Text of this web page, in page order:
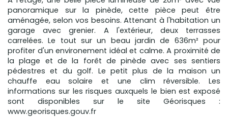
panoramique sur la pinède, cette pièce peut être
aménagée, selon vos besoins. Attenant à l'habitation un
garage avec grenier. A l'extérieur, deux terrasses
carrelées. Le tout sur un beau jardin de 636m² pour
profiter d'un environement idéal et calme. A proximité de
la plage et de la forêt de pinède avec ses sentiers
pédestres et du golf. Le petit plus de la maison un
chauffe eau solaire et une clim réversible. Les
informations sur les risques auxquels le bien est exposé
sont disponibles sur le site Géorisques :
www.georisques.gouv.fr